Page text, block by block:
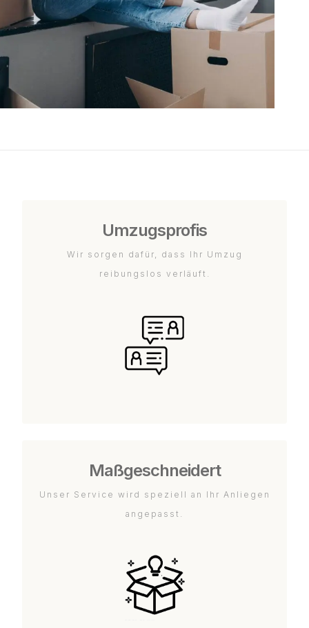
Umzugsprofis
Wir sorgen dafür, dass Ihr Umzug
reibungslos verläuft.
Maßgeschneidert
Unser Service wird speziell an Ihr Anliegen
angepasst.